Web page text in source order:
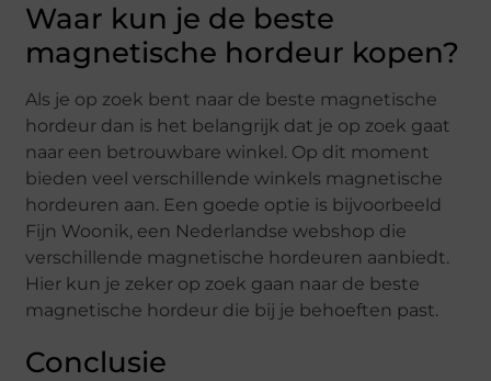
Waar kun je de beste
magnetische hordeur kopen?
Als je op zoek bent naar de beste magnetische
hordeur dan is het belangrijk dat je op zoek gaat
naar een betrouwbare winkel. Op dit moment
bieden veel verschillende winkels magnetische
hordeuren aan. Een goede optie is bijvoorbeeld
Fijn Woonik, een Nederlandse webshop die
verschillende magnetische hordeuren aanbiedt.
Hier kun je zeker op zoek gaan naar de beste
magnetische hordeur die bij je behoeften past.
Conclusie